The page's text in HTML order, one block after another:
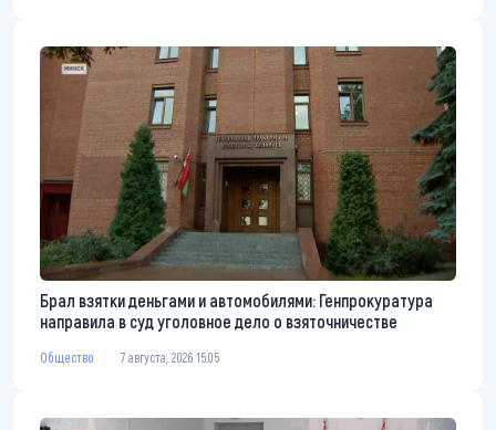
Брал взятки деньгами и автомобилями: Генпрокуратура
направила в суд уголовное дело о взяточничестве
Общество 7 августа, 2026 15:05